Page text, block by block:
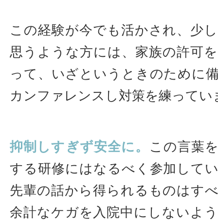
この経験が今でも活かされ、少
思うような方には、家族の許可
って、いざというときのために
カンファレンスし対策を練ってい
抑制しすぎず安全に。
この言葉
する研修にはなるべく参加して
先輩の話から得られるものはす
余計なケガを入院中にしないよ